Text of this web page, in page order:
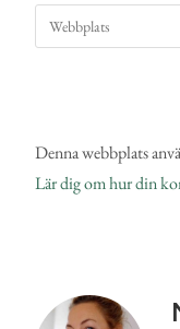
Denna webbplats
Lär dig om hur din